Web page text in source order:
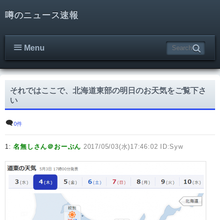
噂のニュース速報
Menu
それではここで、北海道東部の明日のお天気をご覧下さ
い
0件
1:名無しさん＠おーぷん 2017/05/03(水)17:46:02 ID:Syw